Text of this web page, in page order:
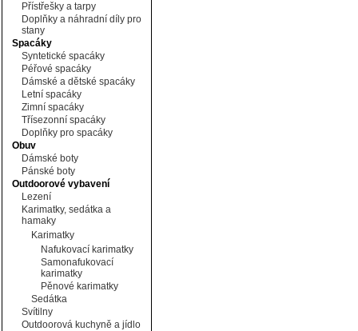
Přístřešky a tarpy
Doplňky a náhradní díly pro
stany
Spacáky
Syntetické spacáky
Péřové spacáky
Dámské a dětské spacáky
Letní spacáky
Zimní spacáky
Třísezonní spacáky
Doplňky pro spacáky
Obuv
Dámské boty
Pánské boty
Outdoorové vybavení
Lezení
Karimatky, sedátka a
hamaky
Karimatky
Nafukovací karimatky
Samonafukovací
karimatky
Pěnové karimatky
Sedátka
Svítilny
Outdoorová kuchyně a jídlo